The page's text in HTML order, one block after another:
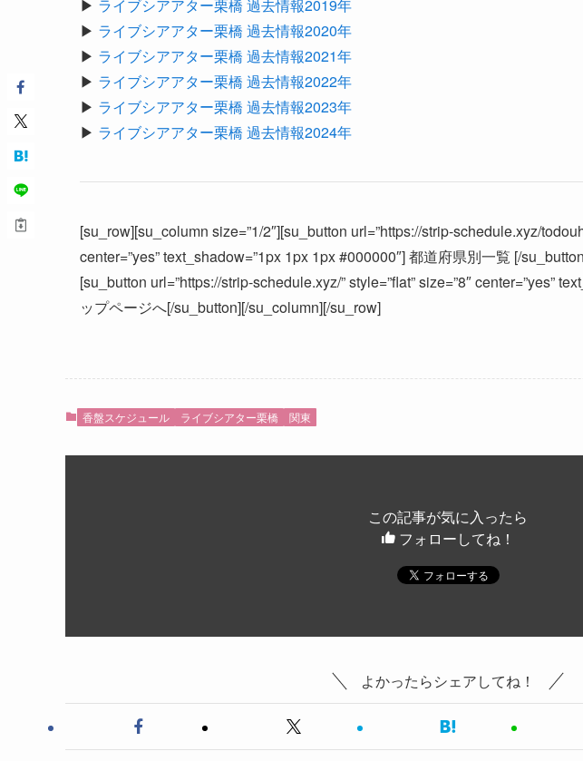
▶︎ ライブシアアター栗橋 過去情報2019年
▶︎ ライブシアアター栗橋 過去情報2020年
▶︎ ライブシアアター栗橋 過去情報2021年
▶︎ ライブシアアター栗橋 過去情報2022年
▶︎ ライブシアアター栗橋 過去情報2023年
▶︎ ライブシアアター栗橋 過去情報2024年
[su_row][su_column size=”1/2″][su_button url=”https://strip-schedule.xyz/
center=”yes” text_shadow=”1px 1px 1px #000000″] 都道府県別一覧 [/
[su_button url=”https://strip-schedule.xyz/” style=”flat” size=”8″ center=”yes”
ップページへ[/su_button][/su_column][/su_row]
香盤スケジュール ライブシアター栗橋 関東
この記事が気に入ったら
フォローしてね！
よかったらシェアしてね！